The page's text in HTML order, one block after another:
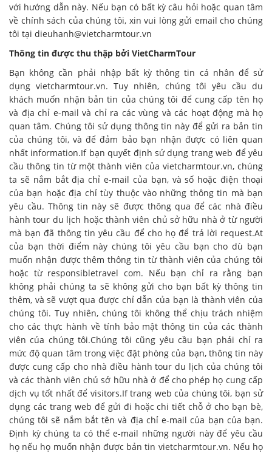
với hướng dẫn này. Nếu bạn có bất kỳ câu hỏi hoặc quan tâm
về chính sách của chúng tôi, xin vui lòng gửi email cho chúng
tôi tại dieuhanh@vietcharmtour.vn
Thông tin được thu thập bởi VietCharmTour
Bạn không cần phải nhập bất kỳ thông tin cá nhân để sử
dụng vietcharmtour.vn.Tuy nhiên, chúng tôi yêu cầu du
khách muốn nhận bản tin của chúng tôi để cung cấp tên họ
và địa chỉ e-mail và chỉ ra các vùng và các hoạt động mà họ
quan tâm. Chúng tôi sử dụng thông tin này để gửi ra bản tin
của chúng tôi, và để đảm bảo bạn nhận được có liên quan
nhất information.If bạn quyết định sử dụng trang web để yêu
cầu thông tin từ một thành viên của vietcharmtour.vn, chúng
ta sẽ nắm bắt địa chỉ e-mail của bạn, và số hoặc điện thoại
của bạn hoặc địa chỉ tùy thuộc vào những thông tin mà bạn
yêu cầu.Thông tin này sẽ được thông qua để các nhà điều
hành tour du lịch hoặc thành viên chủ sở hữu nhà ở từ người
mà bạn đã thông tin yêu cầu để cho họ để trả lời request.At
của bạn thời điểm này chúng tôi yêu cầu bạn cho dù bạn
muốn nhận được thêm thông tin từ thành viên của chúng tôi
hoặc từ responsibletravel com. Nếu bạn chỉ ra rằng bạn
không phải chúng ta sẽ không gửi cho bạn bất kỳ thông tin
thêm, và sẽ vượt qua được chỉ dẫn của bạn là thành viên của
chúng tôi. Tuy nhiên, chúng tôi không thể chịu trách nhiệm
cho các thực hành về tính bảo mật thông tin của các thành
viên của chúng tôi.Chúng tôi cũng yêu cầu bạn phải chỉ ra
mức độ quan tâm trong việc đặt phòng của bạn, thông tin này
được cung cấp cho nhà điều hành tour du lịch của chúng tôi
và các thành viên chủ sở hữu nhà ở để cho phép họ cung cấp
dịch vụ tốt nhất để visitors.If trang web của chúng tôi, bạn sử
dụng các trang web để gửi đi hoặcchi tiết chỗ ở cho bạn bè,
chúng tôi sẽ nắm bắt tên và địa chỉ e-mail của bạn của bạn.
Định kỳ chúng ta có thể e-mail những người này để yêu cầu
họ nếu họ muốn nhận được bản tin vietcharmtour.vn. Nếu họ